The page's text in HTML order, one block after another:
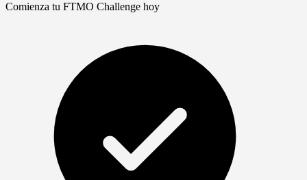
Comienza tu FTMO Challenge hoy